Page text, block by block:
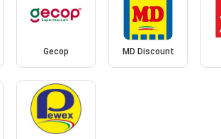
Gecop MD Discount